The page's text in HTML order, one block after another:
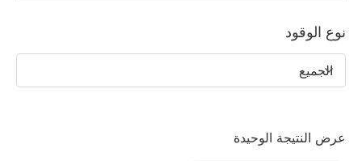
نوع الوقود
الجميع
عرض النتيجة الوحيدة